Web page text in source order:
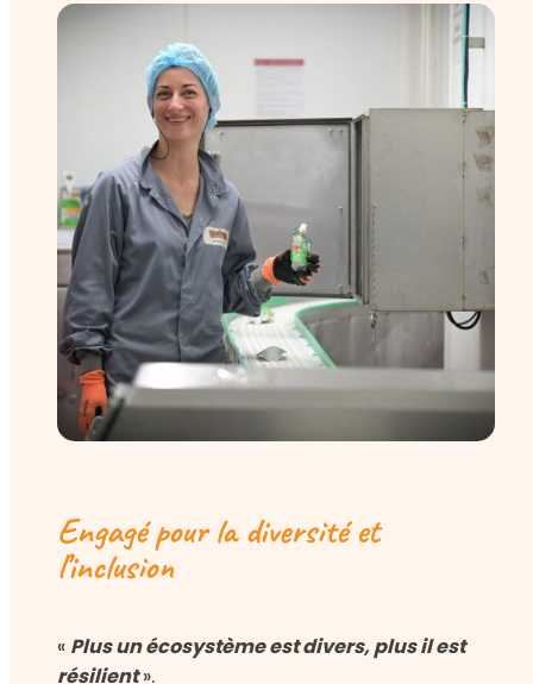
Engagé pour la diversité et
l’inclusion
« Plus un écosystème est divers, plus il est
résilient».